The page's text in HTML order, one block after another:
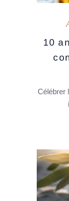
10
Célébrer